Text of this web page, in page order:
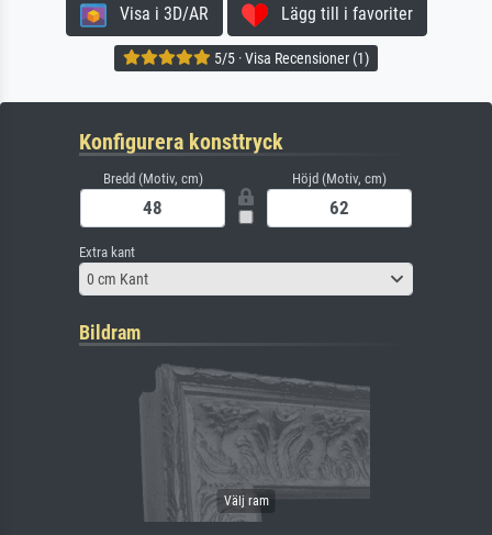
Visa i 3D/AR Lägg till i favoriter
5/5 · Visa Recensioner (1)
Konfigurera konsttryck
Bredd (Motiv, cm) Höjd (Motiv, cm)
Extra kant
0 cm Kant
Bildram